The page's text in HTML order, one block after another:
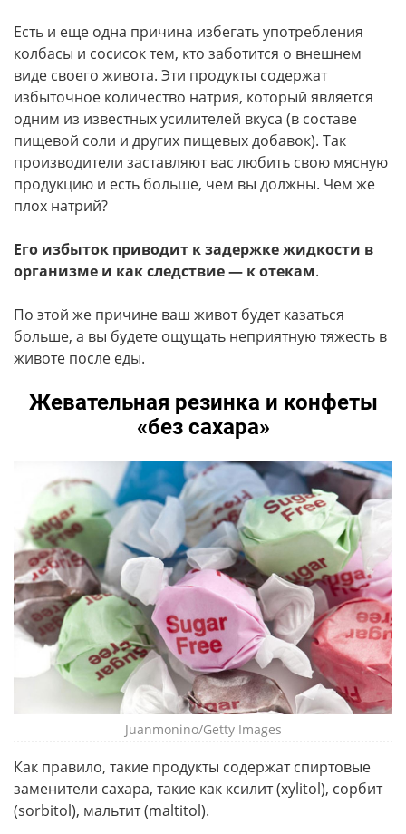
Есть и еще одна причина избегать употребления
колбасы и сосисок тем, кто заботится о внешнем
виде своего живота. Эти продукты содержат
избыточное количество натрия, который является
одним из известных усилителей вкуса (в составе
пищевой соли и других пищевых добавок). Так
производители заставляют вас любить свою мясную
продукцию и есть больше, чем вы должны. Чем же
плох натрий?
Его избыток приводит к задержке жидкости в
организме и как следствие — к отекам.
По этой же причине ваш живот будет казаться
больше, а вы будете ощущать неприятную тяжесть в
животе после еды.
Жевательная резинка и конфеты
«без сахара»
Juanmonino/Getty Images
Как правило, такие продукты содержат спиртовые
заменители сахара, такие как ксилит (xylitol), сорбит
(sorbitol), мальтит (maltitol).